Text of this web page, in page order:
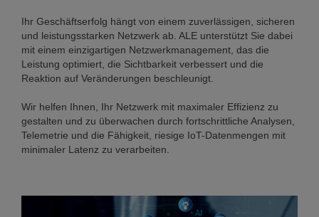
Ihr Geschäftserfolg hängt von einem zuverlässigen, sicheren
und leistungsstarken Netzwerk ab. ALE unterstützt Sie dabei
mit einem einzigartigen Netzwerkmanagement, das die
Leistung optimiert, die Sichtbarkeit verbessert und die
Reaktion auf Veränderungen beschleunigt.
Wir helfen Ihnen, Ihr Netzwerk mit maximaler Effizienz zu
gestalten und zu überwachen durch fortschrittliche Analysen,
Telemetrie und die Fähigkeit, riesige IoT-Datenmengen mit
minimaler Latenz zu verarbeiten.